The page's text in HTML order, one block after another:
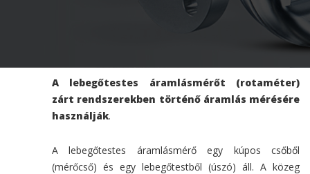
A lebegőtestes áramlásmérőt (rotaméter)
zárt rendszerekben történő áramlás mérésére
használják.
A lebegőtestes áramlásmérő egy kúpos csőből
(mérőcső) és egy lebegőtestből (úszó) áll. A közeg